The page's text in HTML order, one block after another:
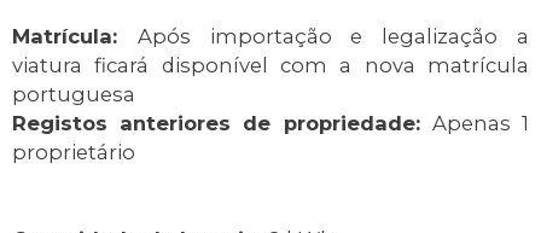
Matrícula: Após importação e legalização a
viatura ficará disponível com a nova matrícula
portuguesa
Registos anteriores de propriedade: Apenas 1
proprietário